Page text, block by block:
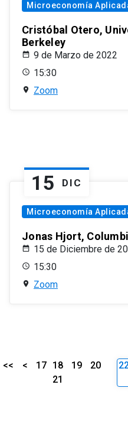
Microeconomía
Cristóbal Otero,
Berkeley
9 de Marzo de 2022
15:30
Zoom
15 DIC
Microeconomía
Jonas Hjort,
15 de Diciembre de
15:30
Zoom
<< < 17 18 19
20
21